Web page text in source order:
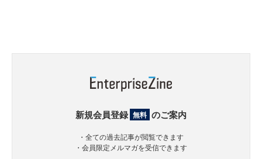
新規会員登録 無料 のご案内
・全ての過去記事が閲覧できます
・会員限定メルマガを受信できます